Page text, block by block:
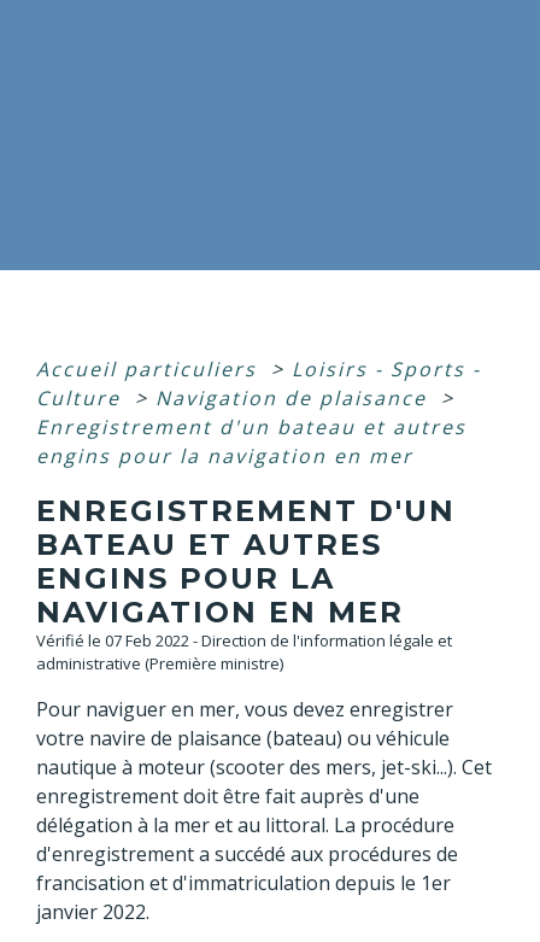
Accueil particuliers > Loisirs - Sports -
Culture
> Navigation de plaisance
>
Enregistrement d'un bateau et autres
engins pour la navigation en mer
ENREGISTREMENT D'UN
BATEAU ET AUTRES
ENGINS POUR LA
NAVIGATION EN MER
Vérifié le 07 Feb 2022 - Direction de l'information légale et
administrative (Première ministre)
Pour naviguer en mer, vous devez enregistrer
votre navire de plaisance (bateau) ou véhicule
nautique à moteur (scooter des mers, jet-ski...). Cet
enregistrement doit être fait auprès d'une
délégation à la mer et au littoral. La procédure
d'enregistrement a succédé aux procédures de
francisation et d'immatriculation depuis le 1er
janvier 2022.